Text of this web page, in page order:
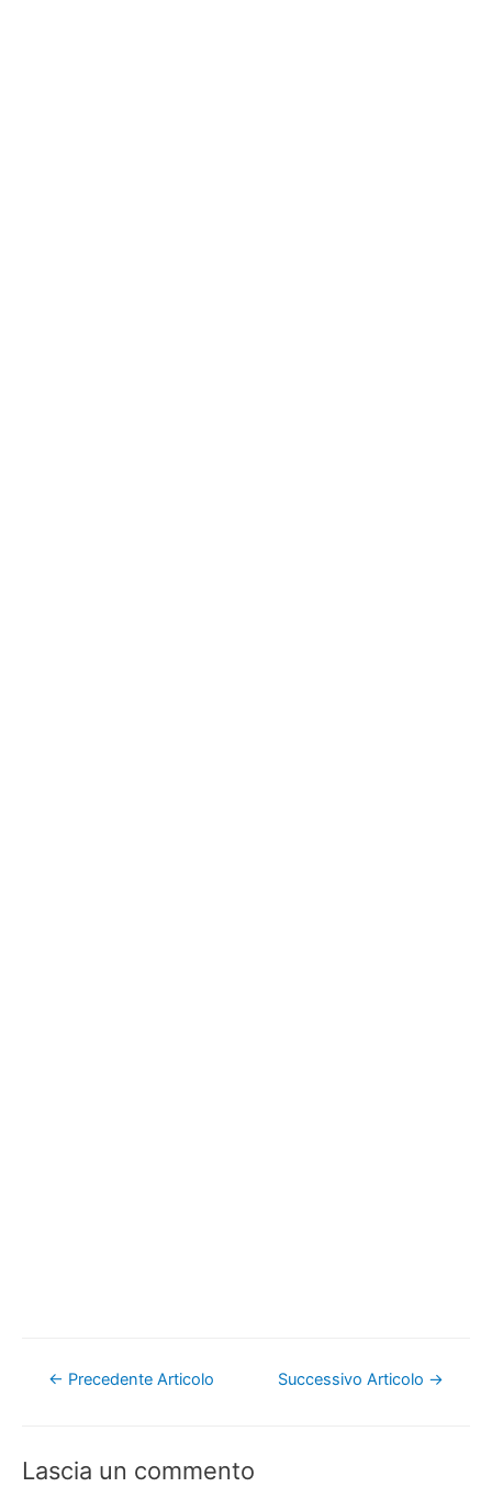
Navigazione
← Precedente Articolo Successivo Articolo →
Lascia un commento